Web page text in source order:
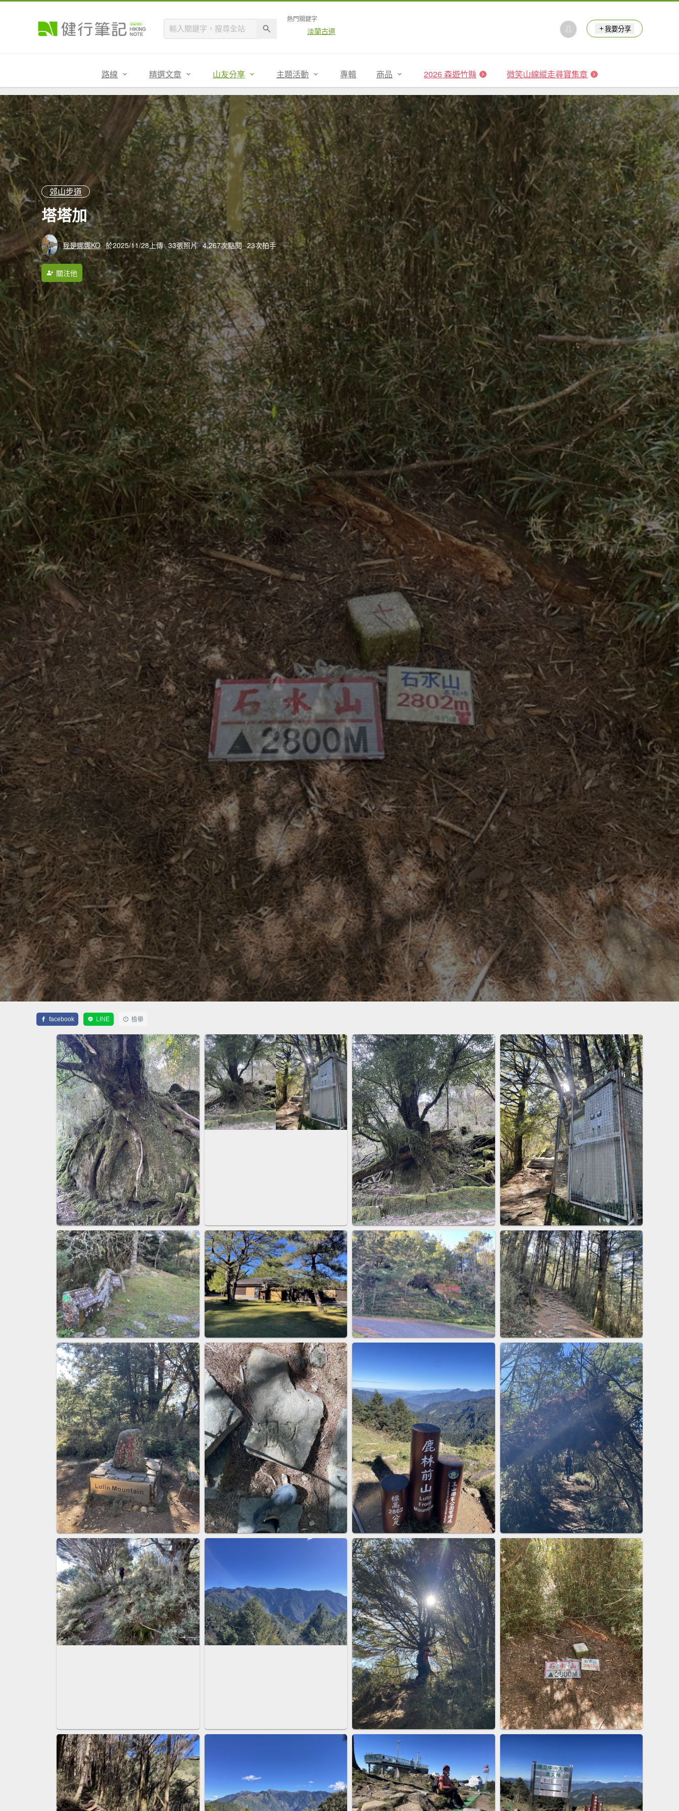
熱門關鍵字
淡蘭古道 我要分享
路線 精選文章 山友分享 主題活動 專輯 商品 2026 森遊竹縣 微笑山線縱走尋寶集章
郊山步道
塔塔加
我是娜娜KO 於2025/11/28上傳 33張照片 4,267次點閱 23次拍手
關注他
facebook LINE 檢舉